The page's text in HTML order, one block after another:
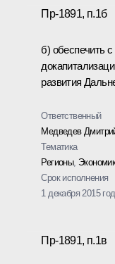
Пр-1891, п.1б
б) обеспечить
развития
Ответственный
Медведев
Тематика
Регионы,
Срок исполнения
1 декабря 2015
Пр-1891, п.1в